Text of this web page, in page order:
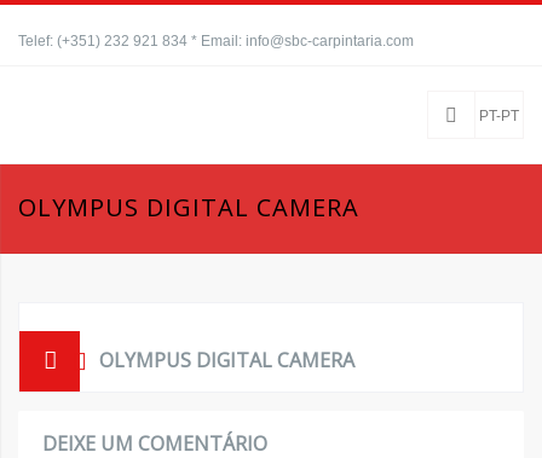
Telef: (+351) 232 921 834 * Email: info@sbc-carpintaria.com
PT-PT
OLYMPUS DIGITAL CAMERA
OLYMPUS DIGITAL CAMERA
DEIXE UM COMENTÁRIO